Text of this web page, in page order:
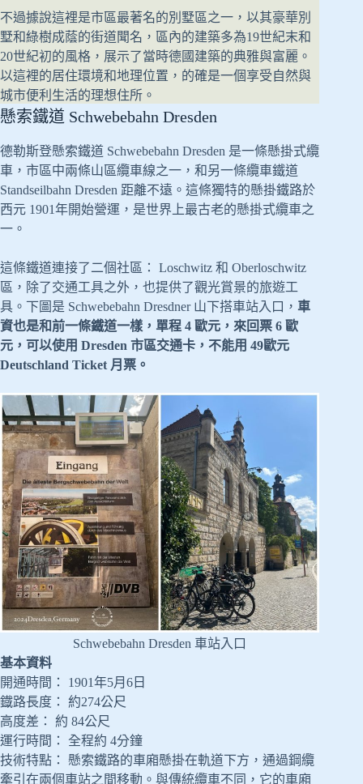
不過據說這裡是市區最著名的別墅區之一，以其豪華別
墅和綠樹成蔭的街道聞名，區內的建築多為19世紀末和
20世紀初的風格，展示了當時德國建築的典雅與富麗。
以這裡的居住環境和地理位置，的確是一個享受自然與
城市便利生活的理想住所。
懸索鐵道 Schwebebahn Dresden
德勒斯登懸索鐵道 Schwebebahn Dresden 是一條懸掛式纜
車，市區中兩條山區纜車線之一，和另一條纜車鐵道
Standseilbahn Dresden 距離不遠。這條獨特的懸掛鐵路於
西元 1901年開始營運，是世界上最古老的懸掛式纜車之
一。
這條鐵道連接了二個社區： Loschwitz 和 Oberloschwitz
區，除了交通工具之外，也提供了觀光賞景的旅遊工
具。下圖是 Schwebebahn Dresdner 山下搭車站入口， 車
資也是和前一條鐵道一樣，單程 4 歐元，來回票 6 歐
元，可以使用 Dresden 市區交通卡，不能用 49歐元
Deutschland Ticket 月票。
Schwebebahn Dresden 車站入口
基本資料
開通時間： 1901年5月6日
鐡路長度： 約274公尺
高度差： 約 84公尺
運行時間： 全程約 4分鐘
技術特點： 懸索鐵路的車廂懸掛在軌道下方，通過鋼纜
牽引在兩個車站之間移動。與傳統纜車不同，它的車廂